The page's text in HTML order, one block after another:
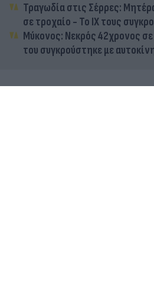
Τραγωδία στις Σέρρες:
σε τροχαίο - Το ΙΧ τους
Μύκονος: Νεκρός 42χρονος
του συγκρούστηκε με